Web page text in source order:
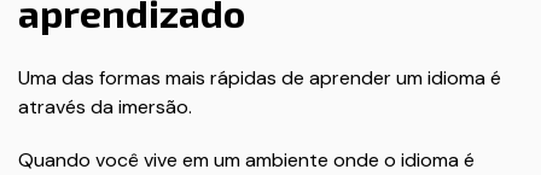
aprendizado
Uma das formas mais rápidas de aprender um idioma é
através da imersão.
Quando você vive em um ambiente onde o idioma é